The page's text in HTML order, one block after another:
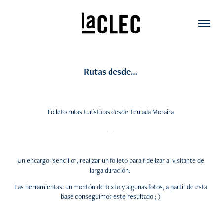
Rutas desde…
Folleto rutas turísticas desdeTeulada Moraira
Un encargo "sencillo", realizar un folleto parafidelizaral visitante de
larga duración.
Las herramientas: un montón de texto y algunas fotos, a partir de esta
base conseguimos este resultado ; )